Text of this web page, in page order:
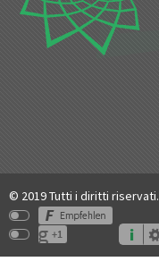
© 2019 Tutti i diritti riservati.